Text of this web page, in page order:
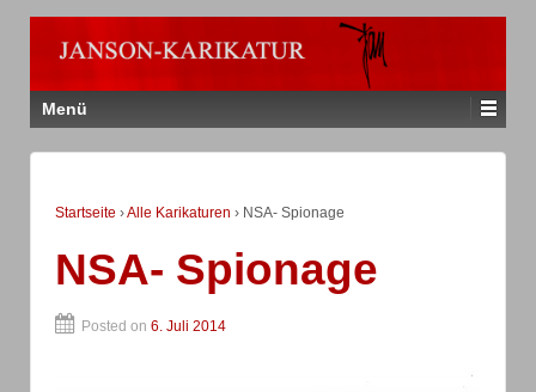
Menü
Startseite ›Alle Karikaturen › NSA- Spionage
NSA- Spionage
Posted on 6. Juli 2014